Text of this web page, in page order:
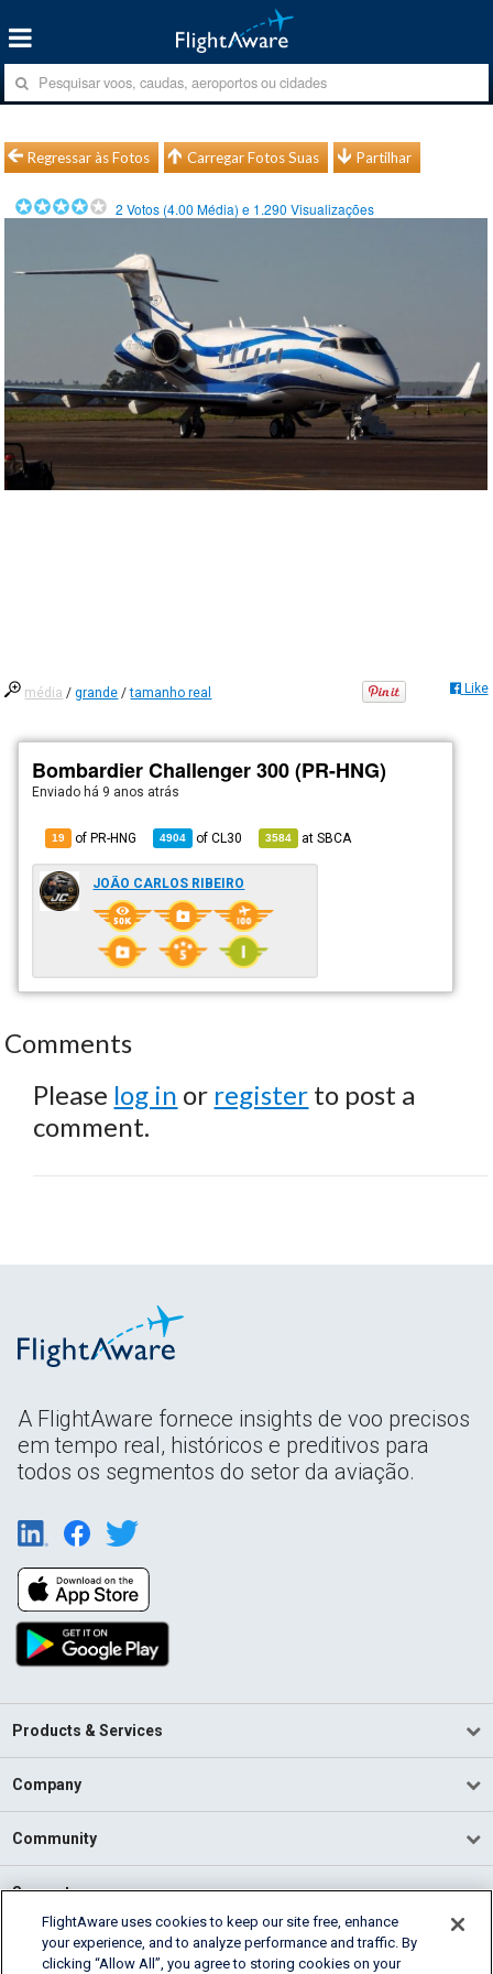
Regressar às Fotos Carregar Fotos Suas Partilhar
2 Votos (4.00 Média) e 1.290 Visualizações
média /grande /tamanho real Like
Bombardier Challenger 300 (PR-HNG)
Enviado há 9 anos atrás
19 of PR-HNG 4904 ofCL30 3584 atSBCA
JOÃO CARLOS RIBEIRO
Comments
Please log in or register to post a
comment.
A FlightAware fornece insights de voo precisos
em tempo real, históricos e preditivos para
todos os segmentos do setor da aviação.
Products & Services
Company
Community
Support
English (USA)
2026 FlightAware
FlightAware uses cookies to keep our site free, enhance
your experience, and to analyze performance and traffic. By
clicking “Allow All”, you agree to storing cookies on your